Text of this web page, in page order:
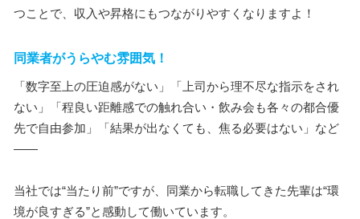
つことで、収入や昇格にもつながりやすくなりますよ！
同業者がうらやむ雰囲気！
「数字至上の圧迫感がない」「上司から理不尽な指示をされ
ない」「程良い距離感での触れ合い・飲み会も各々の都合優
先で自由参加」「結果が出なくても、焦る必要はない」など
――
当社では“当たり前”ですが、同業から転職してきた先輩は“環
境が良すぎる”と感動して働いています。